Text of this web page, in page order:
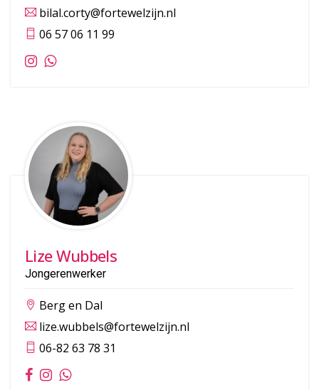
bilal.corty@fortewelzijn.nl
06 57 06 11 99
Lize Wubbels
Jongerenwerker
Berg en Dal
lize.wubbels@fortewelzijn.nl
06-82 63 78 31